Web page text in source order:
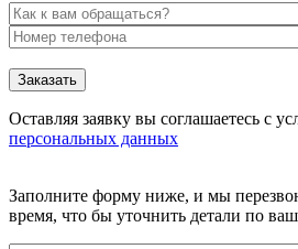
Заказать
Оставляя заявку вы соглашаетесь с
персональных данных
Заполните форму ниже, и мы
время, что бы уточнить детали по